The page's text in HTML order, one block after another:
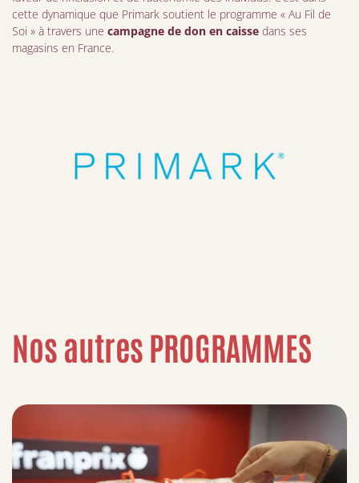
cette dynamique que Primark soutient le programme « Au Fil de
Soi » à travers une campagne de don en caisse dans ses
magasins en France.
Nos autres PROGRAMMES